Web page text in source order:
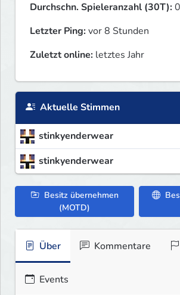
Durchschn. Spieleranzahl (30T):
Letzter Ping:vor 8 Stunden
Zuletzt online: letztes Jahr
Aktuelle Stimmen
stinkyenderwear
stinkyenderwear
Besitz übernehmen
(MOTD)
Über Kommentare
Events